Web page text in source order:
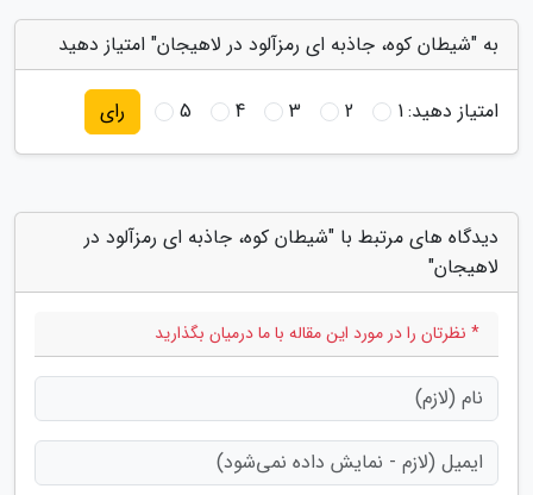
به "شیطان کوه، جاذبه ای رمزآلود در لاهیجان" امتیاز دهید
امتیاز دهید:1
2
3
4
5 رای
دیدگاه های مرتبط با "شیطان کوه، جاذبه ای رمزآلود در
لاهیجان"
* نظرتان را در مورد این مقاله با ما درمیان بگذارید